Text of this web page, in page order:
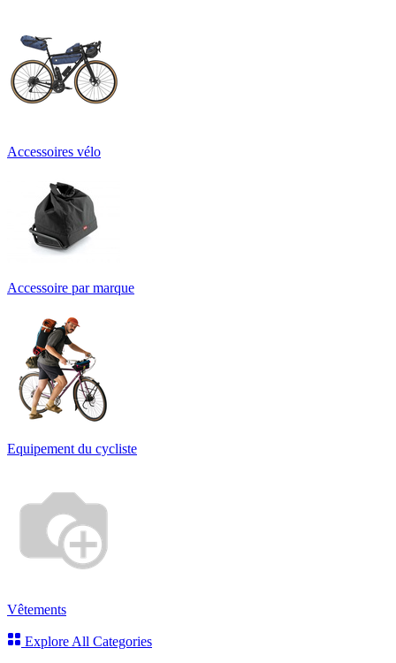
Accessoires vélo
Accessoire par marque
Equipement du cycliste
Vêtements
Explore All Categories